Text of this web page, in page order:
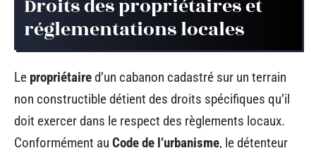
Droits des propriétaires et
réglementations locales
Le propriétaired’un cabanon cadastré sur un terrain
non constructible détient des droits spécifiques qu’il
doit exercer dans le respect des règlements locaux.
Conformément au Code de l’urbanisme, le détenteur